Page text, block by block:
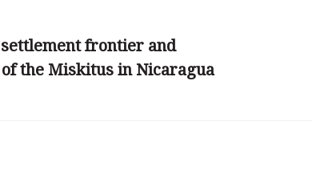
frontier and
the Miskitus in Nicaragua